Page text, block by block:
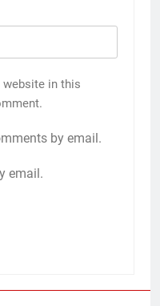
website in this
by email.
email.